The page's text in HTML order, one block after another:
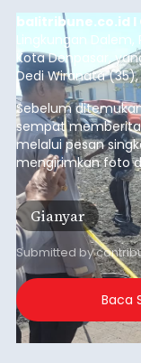
balitribune.co.id I
Lingkungan Dalem,
Kota Denpasar,
Dedi Wiranata
pesisir Pantai
Sebelum
sempat
melalui pesan
mengirimkan foto
istrinya.
Gianyar
Submitted by
Baca